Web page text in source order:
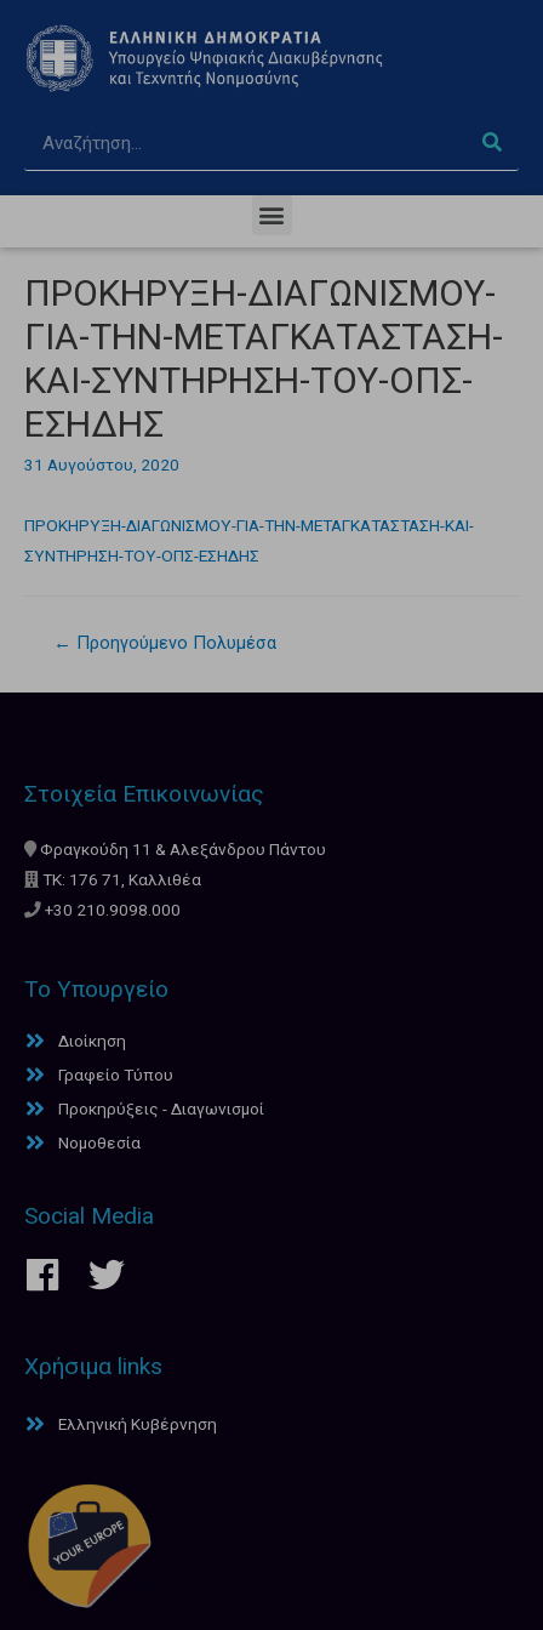
ΠΡΟΚΗΡΥΞΗ-ΔΙΑΓΩΝΙΣΜΟΥ-
ΓΙΑ-ΤΗΝ-ΜΕΤΑΓΚΑΤΑΣΤΑΣΗ-
ΚΑΙ-ΣΥΝΤΗΡΗΣΗ-ΤΟΥ-ΟΠΣ-
ΕΣΗΔΗΣ
31 Αυγούστου, 2020
ΠΡΟΚΗΡΥΞΗ-ΔΙΑΓΩΝΙΣΜΟΥ-ΓΙΑ-ΤΗΝ-ΜΕΤΑΓΚΑΤΑΣΤΑΣΗ-ΚΑΙ-
ΣΥΝΤΗΡΗΣΗ-ΤΟΥ-ΟΠΣ-ΕΣΗΔΗΣ
← Προηγούμενο Πολυμέσα
Στοιχεία Επικοινωνίας
Φραγκούδη 11 & Αλεξάνδρου Πάντου
ΤΚ: 176 71, Καλλιθέα
+30 210.9098.000
Το Υπουργείο
Διοίκηση
Γραφείο Τύπου
Προκηρύξεις - Διαγωνισμοί
Νομοθεσία
Social Media
Χρήσιμα links
Ελληνική Κυβέρνηση